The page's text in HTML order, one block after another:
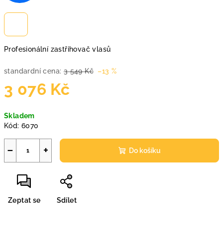
Profesionální zastřihovač vlasů
standardní cena: 3 549 Kč –13 %
3 076 Kč
cena:
Skladem
Kód: 6070
+
− Do košíku
Zeptat se Sdílet